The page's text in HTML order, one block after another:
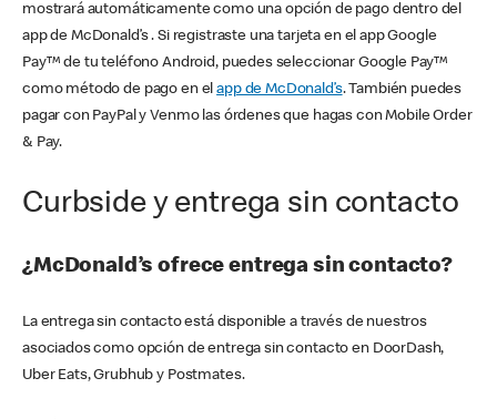
mostrará automáticamente como una opción de pago dentro del
app de McDonald’s . Si registraste una tarjeta en el app Google
Pay™ de tu teléfono Android, puedes seleccionar Google Pay™
como método de pago en elapp de McDonald’s. También puedes
pagar con PayPal y Venmo las órdenes que hagas con Mobile Order
& Pay.
Curbside y entrega sin contacto
¿McDonald’s ofrece entrega sin contacto?
La entrega sin contacto está disponible a través de nuestros
asociados como opción de entrega sin contacto en DoorDash,
Uber Eats, Grubhub y Postmates.